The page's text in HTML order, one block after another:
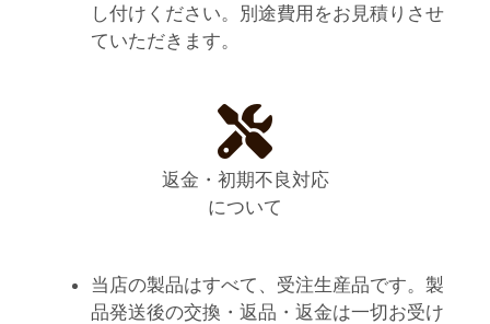
し付けください。別途費用をお見積りさせ
ていただきます。
返金・初期不良対応
について
当店の製品はすべて、受注生産品です。製
品発送後の交換・返品・返金は一切お受け